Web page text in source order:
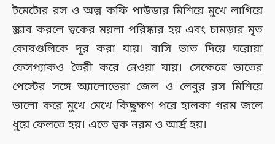
টমেটোর রস ও অল্প কফি পাউডার মিশিয়ে মুখে লাগিয়ে
স্ক্রাব করলে ত্বকের ময়লা পরিষ্কার হয় এবং চামড়ার মৃত
কোষগুলিকে দূর করা যায়। বাসি ভাত দিয়ে ঘরোয়া
ফেসপ্যাকও তৈরী করে নেওয়া যায়। সেক্ষেত্রে ভাতের
পেস্টের সঙ্গে অ্যালোভেরা জেল ও লেবুর রস মিশিয়ে
ভালো করে মুখে মেখে কিছুক্ষণ পরে হালকা গরম জলে
ধুয়ে ফেলতে হয়। এতে ত্বক নরম ও আর্দ্র হয়।